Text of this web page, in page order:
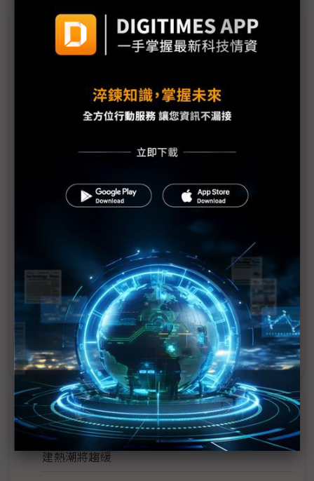
議題精選－台灣太空產業之路
國際LEO產業趨勢確立 台政策法規將定調
台灣火箭發展落於中國之後 半甲子任務面臨新挑戰
8家台廠默默耕耘低軌衛星 Satellite 2022放光彩
衛星通訊商機旺 創未來預期3年內爆發
低軌衛星突破地形限制 GaN-on-SiC先攻基地台再上
太空
近７天熱門報導
MLCC訂單過熱、出貨比創高 村田示警全球AI基
建熱潮將趨緩